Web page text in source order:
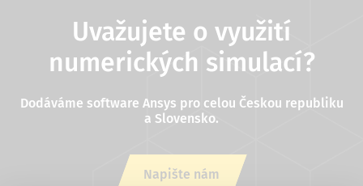
Uvažujete o využití
numerických simulací?
Dodáváme software Ansys pro celou Českou republiku
a Slovensko.
Napište nám